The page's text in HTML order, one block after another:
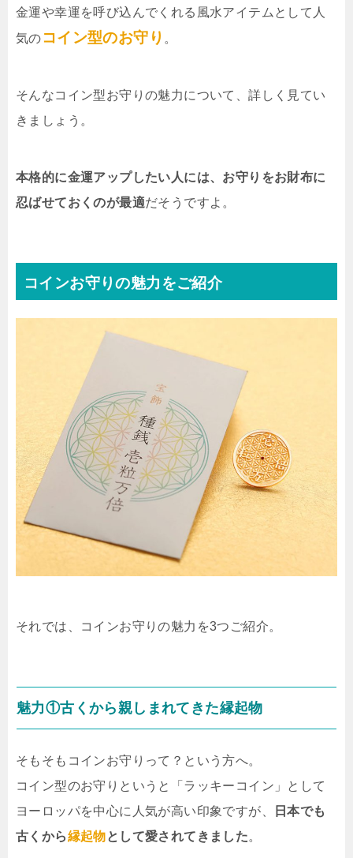
金運や幸運を呼び込んでくれる風水アイテムとして人
気のコイン型のお守り 。
そんなコイン型お守りの魅力について、詳しく見てい
きましょう。
本格的に金運アップしたい人には、お守りをお財布に
忍ばせておくのが最適だそうですよ。
コインお守りの魅力をご紹介
それでは、コインお守りの魅力を3つご紹介。
魅力①古くから親しまれてきた縁起物
そもそもコインお守りって？という方へ。
コイン型のお守りというと「ラッキーコイン」として
ヨーロッパを中心に人気が高い印象ですが、
日本でも
古くから縁起物として愛されてきました。